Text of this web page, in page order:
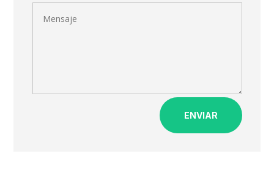
ENVIAR